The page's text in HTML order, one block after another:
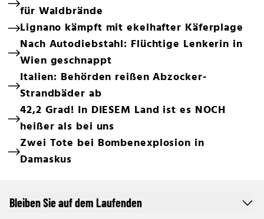
für Waldbrände
Lignano kämpft mit ekelhafter Käferplage
Nach Autodiebstahl: Flüchtige Lenkerin in
Wien geschnappt
Italien: Behörden reißen Abzocker-
Strandbäder ab
42,2 Grad! In DIESEM Land ist es NOCH
heißer als bei uns
Zwei Tote bei Bombenexplosion in
Damaskus
Bleiben Sie auf dem Laufenden